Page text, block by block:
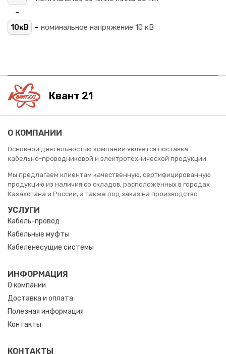
-
10кВ - номинальное напряжение 10 кВ
Квант 21
О КОМПАНИИ
Основной деятельностью компании является поставка
кабельно-проводниковой и электротехнической продукции.
Мы предлагаем клиентам качественную, сертифицированную
продукцию из наличия со складов, расположенных в городах
Казахстана и России, а также под заказ на производство.
УСЛУГИ
Кабель-провод
Кабельные муфты
Кабеленесущие системы
ИНФОРМАЦИЯ
О компании
Доставка и оплата
Полезная информация
Контакты
КОНТАКТЫ